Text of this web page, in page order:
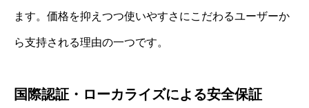
ます。価格を抑えつつ使いやすさにこだわるユーザーか
ら支持される理由の一つです。
国際認証・ローカライズによる安全保証